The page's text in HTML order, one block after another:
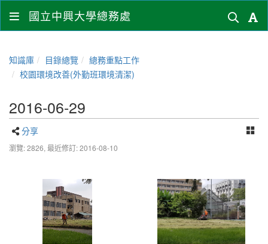
國立中興大學總務處
知識庫 目錄總覽
總務重點工作
校園環境改善(外勤班環境清潔)
2016-06-29
分享
瀏覽: 2826, 最近修訂: 2016-08-10